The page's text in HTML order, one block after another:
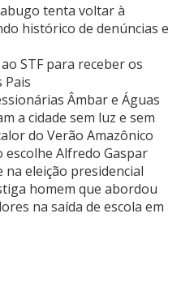
tenta voltar à
histórico de denúncias e
STF para receber os
Pais
Âmbar e Águas
a cidade sem luz e sem
do Verão Amazônico
escolhe Alfredo Gaspar
na eleição presidencial
homem que abordou
na saída de escola em